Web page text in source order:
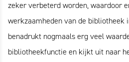
zeker verbeterd worden, waardoor
werkzaamheden van de bibliotheek
benadrukt nogmaals erg veel
bibliotheekfunctie en kijkt uit naar